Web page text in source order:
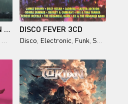
WITHIN TEMPTATION - RESIST (EXTENDED DELUXE EDITION) (2019) DISCO FEVER 3CD
Disco Electronic Funk Soul